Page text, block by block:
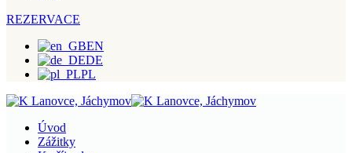
REZERVACE
EN
DE
PL
Úvod
Zážitky